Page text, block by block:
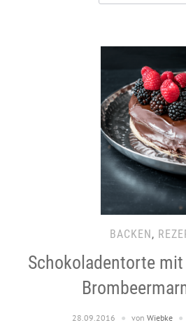
BACKEN,
Schokoladentorte
28.09.2016 von Wiebke